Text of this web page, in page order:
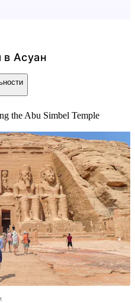
Асуан
the Abu Simbel Temple